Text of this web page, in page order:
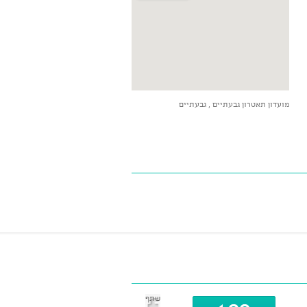
מועדון תאטרון גבעתיים , גבעתיים
שתף